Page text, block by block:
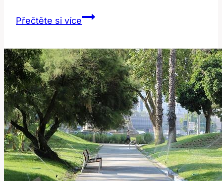
Přečtěte si víceEn:
a
Používat
Tento
Anglický
Předpona?